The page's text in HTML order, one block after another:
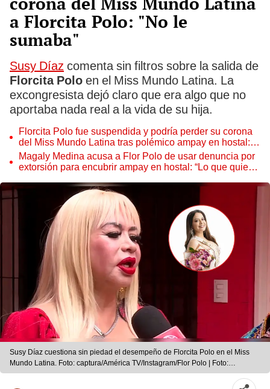
a Florcita Polo: "No le
sumaba"
Susy Díaz comenta sin filtros sobre la salida de
Florcita Polo en el Miss Mundo Latina. La
excongresista dejó claro que era algo que no
aportaba nada real a la vida de su hija.
Florcita Polo fue suspendida y podría perder su corona
del Miss Mundo Latina tras polémico ampay en hostal:
"No se alínea a los valores"
Magaly Medina acusa a Flor Polo de usar denuncia por
extorsión para encubrir ampay en hostal: “Lo que quiere
Susy Díaz cuestiona sin piedad el desempeño de Florcita Polo en el Miss
Mundo Latina. Foto: captura/América TV/Instagram/Flor Polo | Foto:
captura/América TV/Instagram/Flor Polo